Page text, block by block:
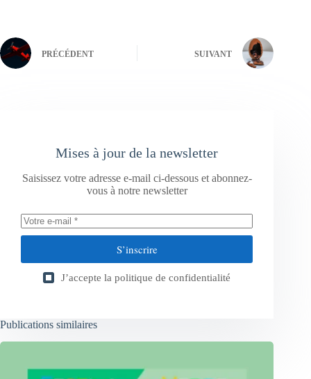
PRÉCÉDENT SUIVANT
Mises à jour de la newsletter
Saisissez votre adresse e-mail ci-dessous et abonnez-
vous à notre newsletter
S’inscrire
J’accepte la politique de confidentialité
Publications similaires